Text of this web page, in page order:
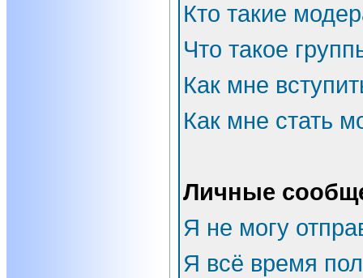
Кто такие
Что такое
Как мне
Как мне стать
Личные
Я не могу
Я всё время